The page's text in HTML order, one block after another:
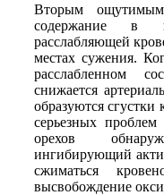
Вторым ощутимым
содержание в
расслабляющей
местах сужения.
расслабленном
снижается
образуются сгустки
серьезных
орехов
ингибирующий
сжиматься
высвобождение